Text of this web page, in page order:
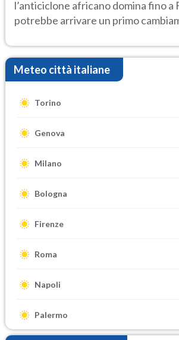
l’anticiclone africano domina fino a
potrebbe arrivare un primo
Meteo città italiane
Torino
Genova
Milano
Bologna
Firenze
Roma
Napoli
Palermo